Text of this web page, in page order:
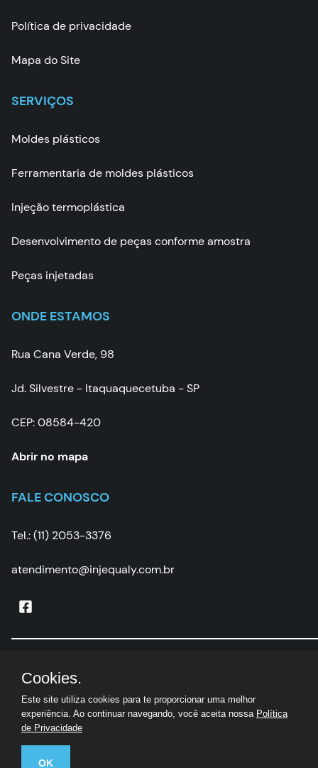
Política de privacidade
Mapa do Site
SERVIÇOS
Moldes plásticos
Ferramentaria de moldes plásticos
Injeção termoplástica
Desenvolvimento de peças conforme amostra
Peças injetadas
ONDE ESTAMOS
Rua Cana Verde, 98
Jd. Silvestre - Itaquaquecetuba - SP
CEP: 08584-420
Abrir no mapa
FALE CONOSCO
Tel.: (11) 2053-3376
atendimento@injequaly.com.br
Injequaly
direitos reservados
Cookies.
Este site utiliza cookies para te proporcionar uma melhor
experiência. Ao continuar navegando, você aceita nossa Política
de Privacidade
OK